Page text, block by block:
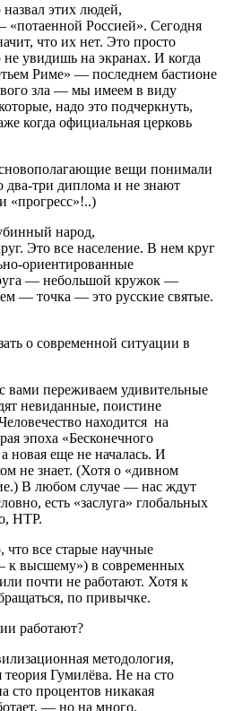
этих людей,
Россией». Сегодня
что их нет. Это просто
не увидишь на экранах. И когда
Риме» — последнем бастионе
зла — мы имеем в виду
надо это подчеркнуть,
когда официальная церковь
вещи понимали
два-три диплома и не знают
«прогресс»!..)
народ,
Это все население. В нем круг
ориентированные
— небольшой кружок —
— точка — это русские святые.
о современной ситуации в
переживаем удивительные
невиданные, поистине
находится на
эпоха «Бесконечного
новая еще не началась. И
не знает. (Хотя о «дивном
В любом случае — нас ждут
есть «заслуга» глобальных
НТР.
все старые научные
к высшему») в современных
почти не работают. Хотя к
по привычке.
работают?
методология,
Гумилёва. Не на сто
сто процентов никакая
— но на много.